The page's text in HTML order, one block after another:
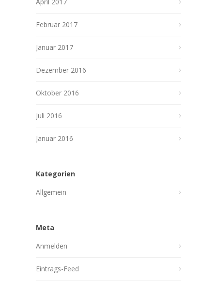
Februar 2017
Januar 2017
Dezember 2016
Oktober 2016
Juli 2016
Januar 2016
Kategorien
Allgemein
Meta
Anmelden
Eintrags-Feed